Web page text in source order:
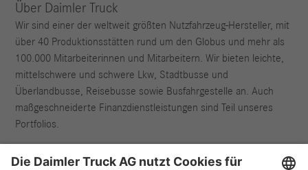
Über Daimler Truck
Wir sind einer der weltweit größten Nutzfahrzeug-Hersteller, mit
über 40 Produktionsstätten rund um den Globus und mehr als
100.000 Mitarbeiterinnen und Mitarbeitern. Wir bieten leichte,
mittelschwere und schwere Lkw, Stadtbusse und
Überlandbusse, Reisebusse sowie Busfahrgestelle an. Auch
maßgeschneiderte Finanzdienstleistungen sind Teil unseres
Portfolios.